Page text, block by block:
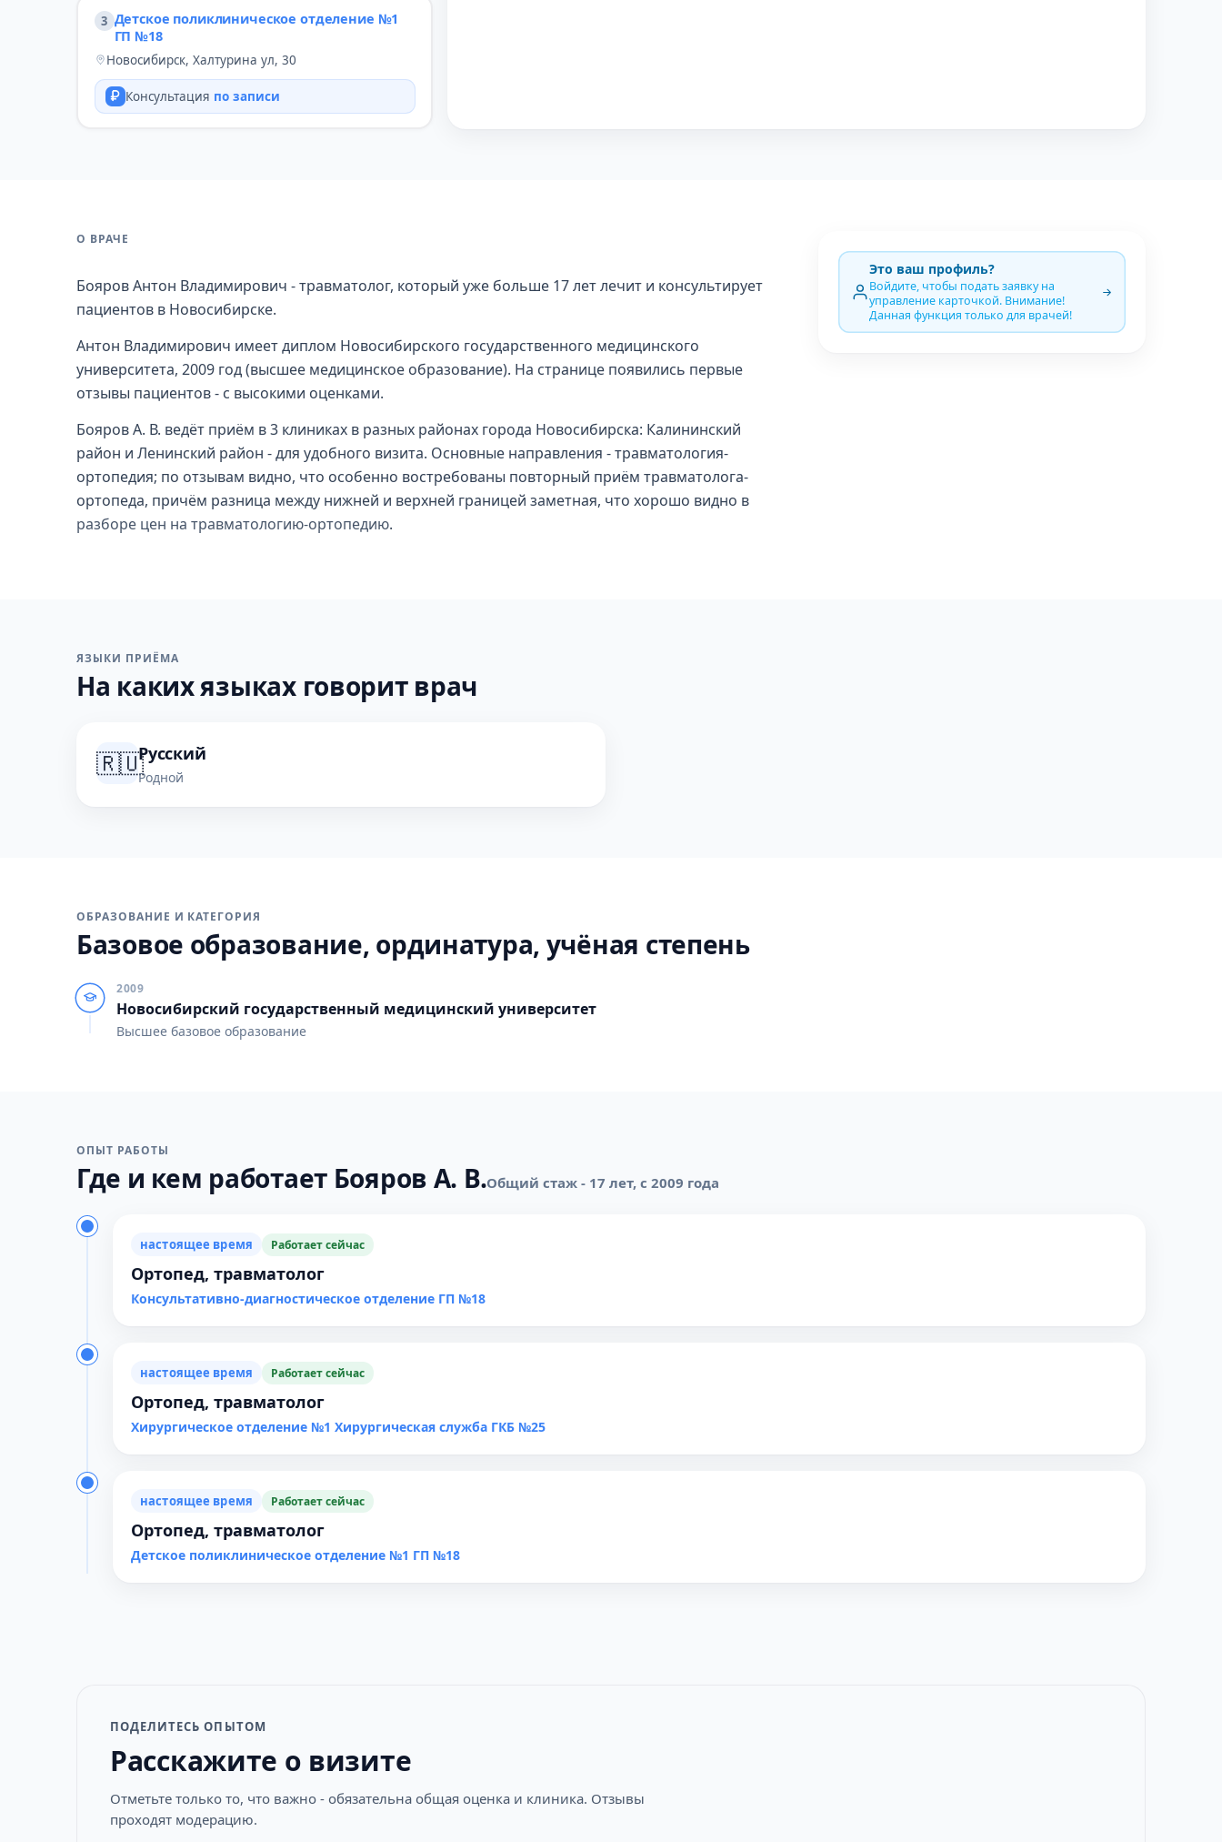
3 Детское поликлиническое отделение №1
ГП №18
Новосибирск, Халтурина ул, 30
Консультация по записи
О ВРАЧЕ
Бояров Антон Владимирович - травматолог, который уже больше 17 лет лечит и консультирует
пациентов в Новосибирске.
Антон Владимирович имеет диплом Новосибирского государственного медицинского
университета, 2009 год (высшее медицинское образование). На странице появились первые
отзывы пациентов - с высокими оценками.
Бояров А. В. ведёт приём в 3 клиниках в разных районах города Новосибирска: Калининский
район и Ленинский район - для удобного визита. Основные направления - травматология-
ортопедия; по отзывам видно, что особенно востребованы повторный приём травматолога-
ортопеда, причём разница между нижней и верхней границей заметная, что хорошо видно в
разборе цен на травматологию-ортопедию.
Это ваш профиль?
Войдите, чтобы подать заявку на
управление карточкой. Внимание!
Данная функция только для врачей!
ЯЗЫКИ ПРИЁМА
На каких языках говорит врач
🇷🇺Русский
Родной
ОБРАЗОВАНИЕ И КАТЕГОРИЯ
Базовое образование, ординатура, учёная степень
2009
Новосибирский государственный медицинский университет
Высшее базовое образование
ОПЫТ РАБОТЫ
Где и кем работает Бояров А. В.Общий стаж - 17 лет, с 2009 года
настоящее время Работает сейчас
Ортопед, травматолог
Консультативно-диагностическое отделение ГП №18
настоящее время Работает сейчас
Ортопед, травматолог
Хирургическое отделение №1 Хирургическая служба ГКБ №25
настоящее время Работает сейчас
Ортопед, травматолог
Детское поликлиническое отделение №1 ГП №18
ПОДЕЛИТЕСЬ ОПЫТОМ
Расскажите о визите
Отметьте только то, что важно - обязательна общая оценка и клиника. Отзывы
проходят модерацию.